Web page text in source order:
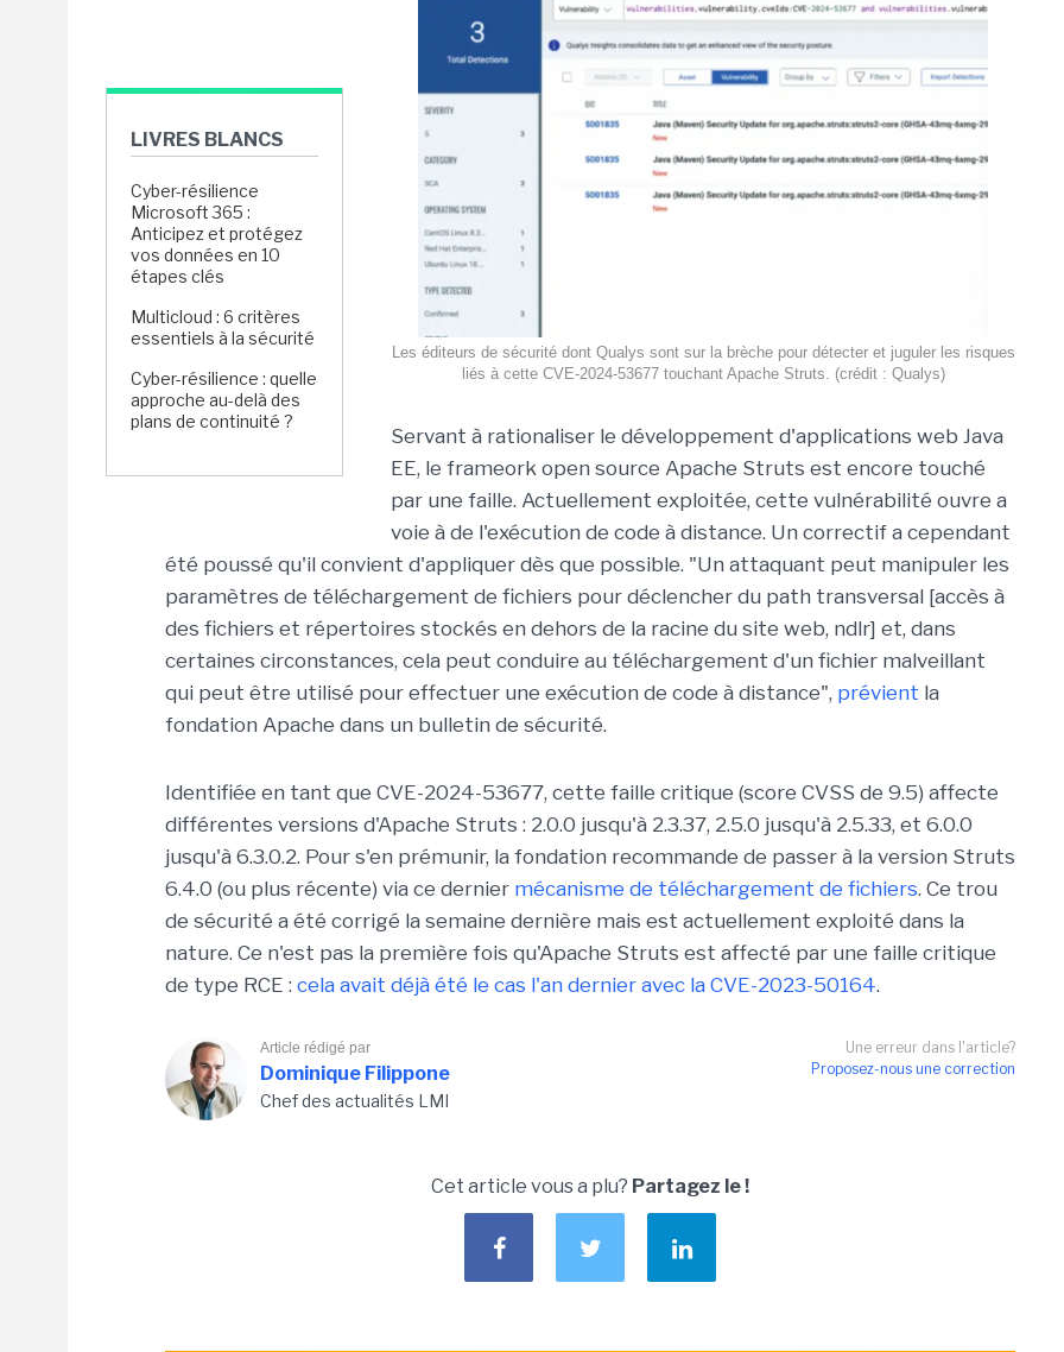
LIVRES BLANCS
Cyber-résilience
Microsoft 365 :
Anticipez et protégez
vos données en 10
étapes clés
Multicloud : 6 critères
essentiels à la sécurité
Cyber-résilience : quelle
approche au-delà des
plans de continuité ?
Les éditeurs de sécurité dont Qualys sont sur la brèche pour détecter et juguler les risques
liés à cette CVE-2024-53677 touchant Apache Struts. (crédit : Qualys)
Servant à rationaliser le développement d'applications web Java
EE, le frameork open source Apache Struts est encore touché
par une faille. Actuellement exploitée, cette vulnérabilité ouvre a
voie à de l'exécution de code à distance. Un correctif a cependant
été poussé qu'il convient d'appliquer dès que possible. "Un attaquant peut manipuler les
paramètres de téléchargement de fichiers pour déclencher du path transversal [accès à
des fichiers et répertoires stockés en dehors de la racine du site web, ndlr] et, dans
certaines circonstances, cela peut conduire au téléchargement d'un fichier malveillant
qui peut être utilisé pour effectuer une exécution de code à distance", prévient la
fondation Apache dans un bulletin de sécurité.
Identifiée en tant que CVE-2024-53677, cette faille critique (score CVSS de 9.5) affecte
différentes versions d'Apache Struts : 2.0.0 jusqu'à 2.3.37, 2.5.0 jusqu'à 2.5.33, et 6.0.0
jusqu'à 6.3.0.2. Pour s'en prémunir, la fondation recommande de passer à la version Struts
6.4.0 (ou plus récente) via ce dernier mécanisme de téléchargement de fichiers. Ce trou
de sécurité a été corrigé la semaine dernière mais est actuellement exploité dans la
nature. Ce n'est pas la première fois qu'Apache Struts est affecté par une faille critique
de type RCE : cela avait déjà été le cas l'an dernier avec la CVE-2023-50164.
Une erreur dans l'article?
Proposez-nous une correction
Article rédigé par
Dominique Filippone
Chef des actualités LMI
Cet article vous a plu? Partagez le !